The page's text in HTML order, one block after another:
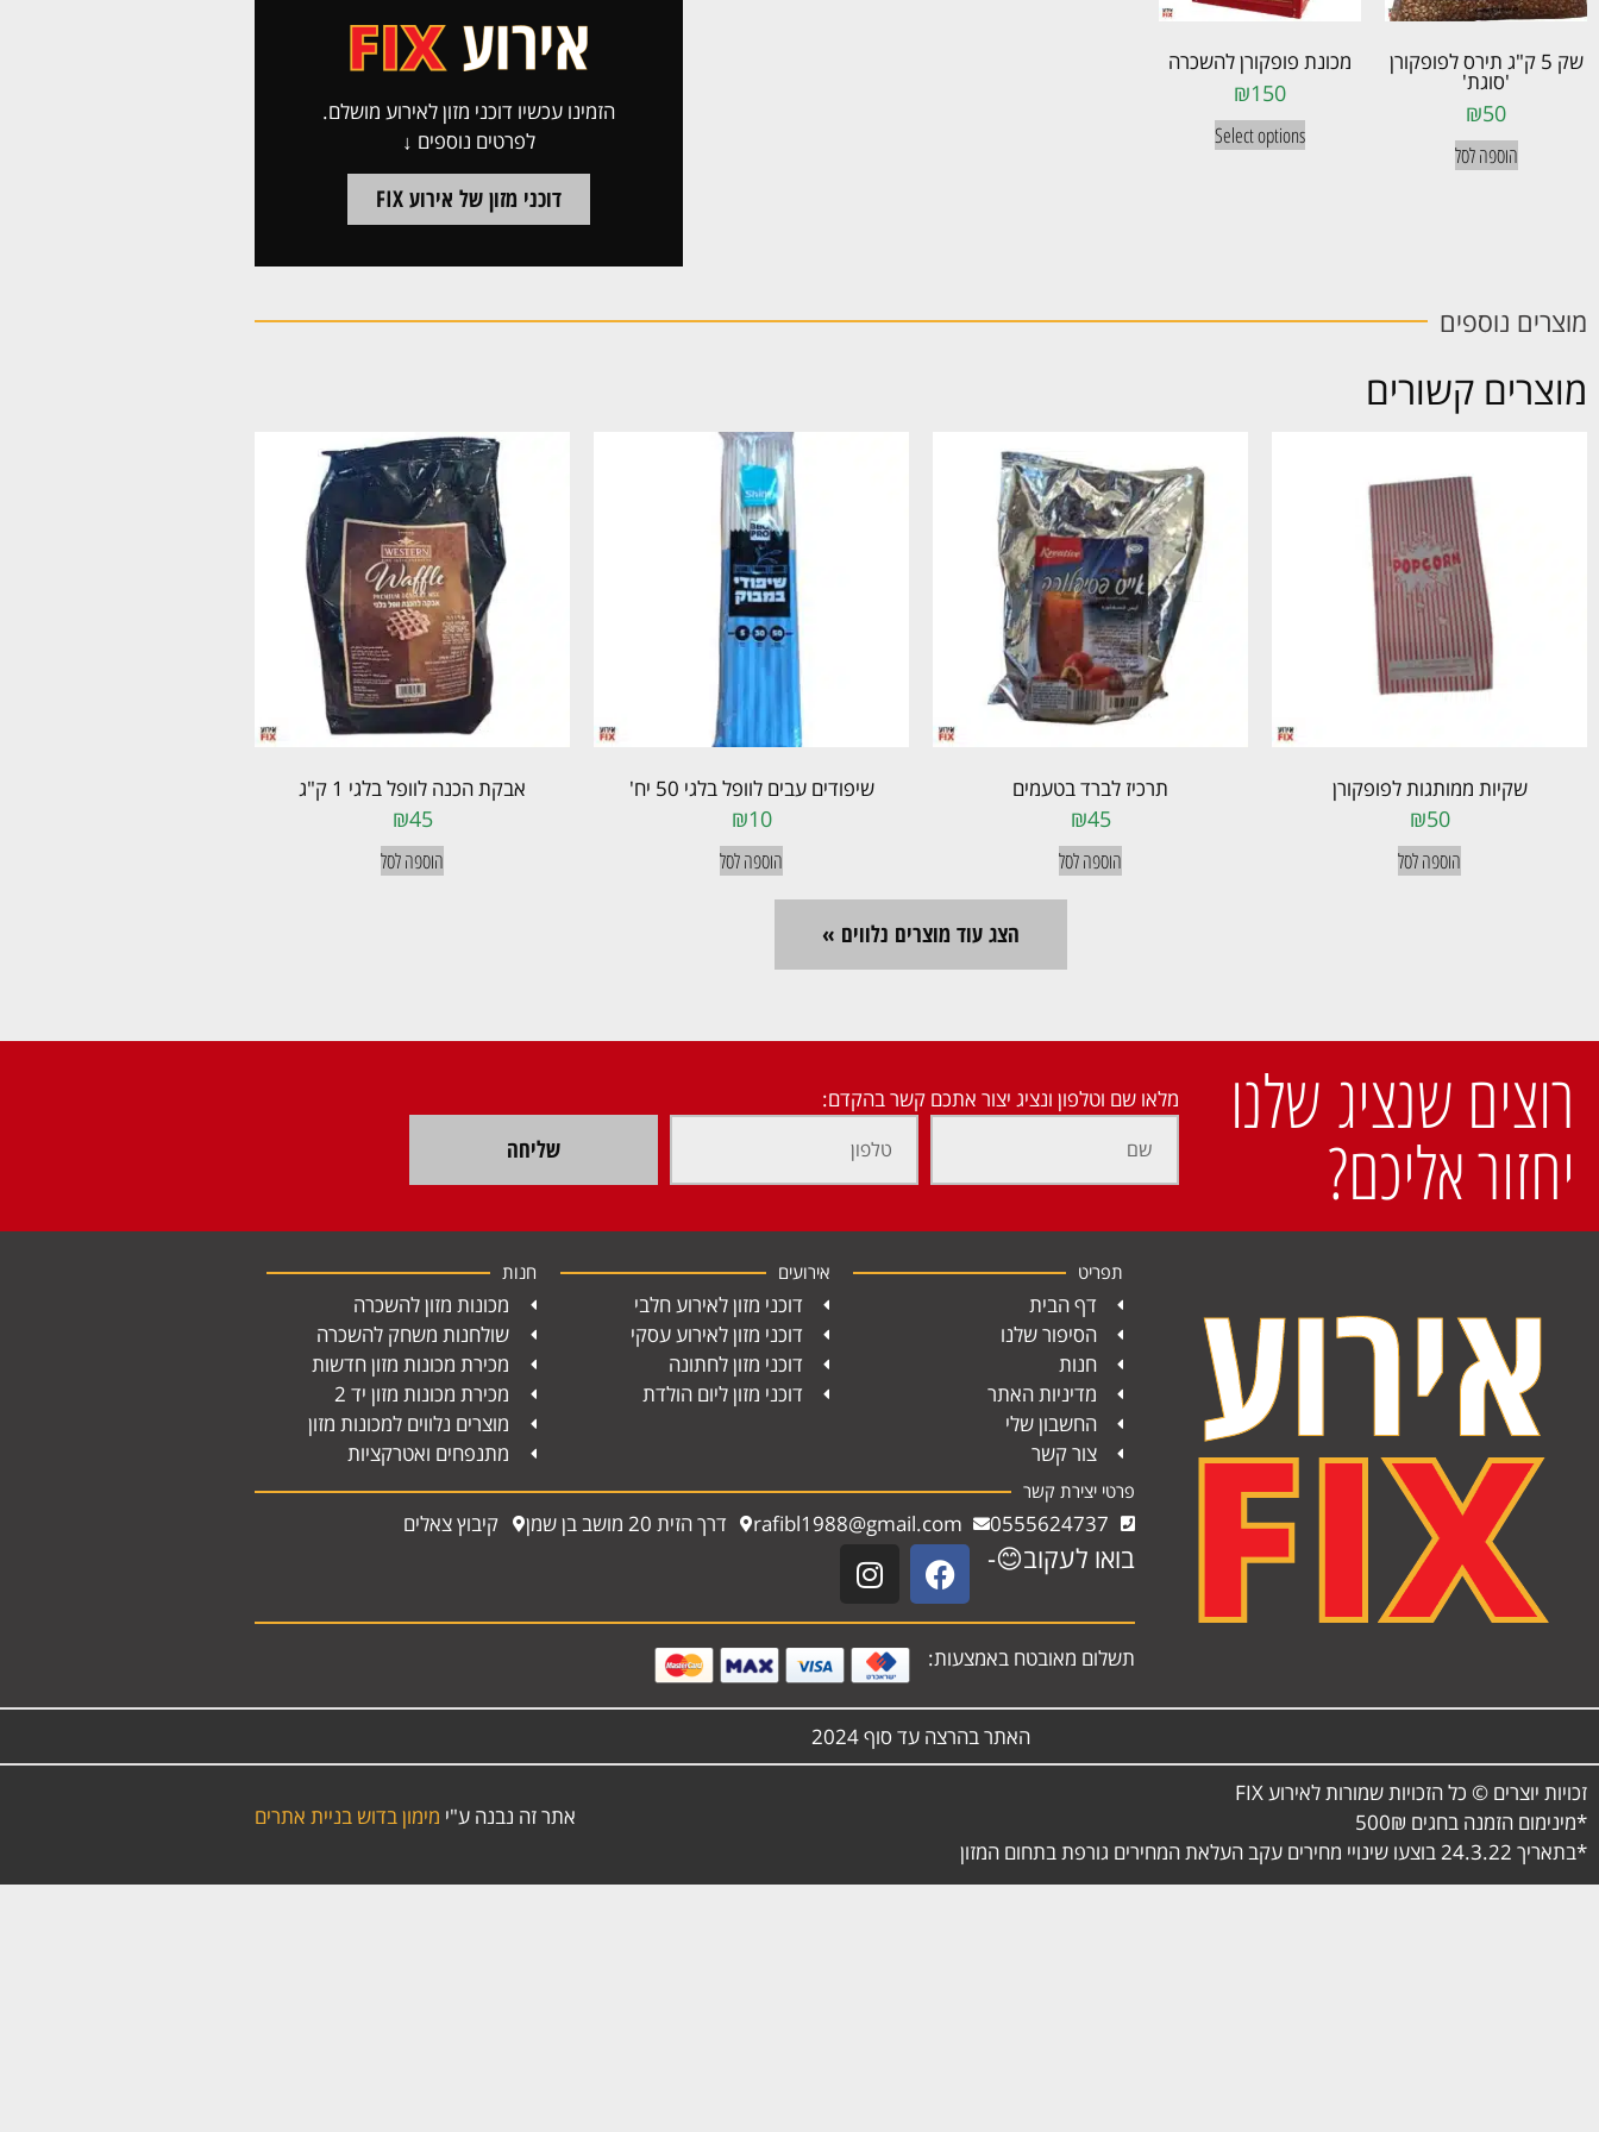
שק 5 ק"ג תירס לפופקורן
'סוגת'
₪50
הוספה לסל
מכונת פופקורן להשכרה
₪150
Select options
הזמינו עכשיו דוכני מזון לאירוע מושלם.
לפרטים נוספים ↓
דוכני מזון של אירוע FIX
מוצרים נוספים
מוצרים קשורים
שקיות ממותגות לפופקורן
₪50
הוספה לסל
תרכיז לברד בטעמים
₪45
הוספה לסל
שיפודים עבים לוופל בלגי 50 יח'
₪10
הוספה לסל
אבקת הכנה לוופל בלגי 1 ק"ג
₪45
הוספה לסל
הצג עוד מוצרים נלווים »
רוצים שנציג שלנו
יחזור אליכם?
מלאו שם וטלפון ונציג יצור אתכם קשר בהקדם:
שליחה
תפריט
דף הבית
הסיפור שלנו
חנות
מדיניות האתר
החשבון שלי
צור קשר
אירועים
דוכני מזון לאירוע חלבי
דוכני מזון לאירוע עסקי
דוכני מזון לחתונה
דוכני מזון ליום הולדת
חנות
מכונות מזון להשכרה
שולחנות משחק להשכרה
מכירת מכונות מזון חדשות
מכירת מכונות מזון יד 2
מוצרים נלווים למכונות מזון
מתנפחים ואטרקציות
פרטי יצירת קשר
0555624737
rafibl1988@gmail.com דרך הזית 20 מושב בן שמן קיבוץ צאלים
בואו לעקוב😊-
תשלום מאובטח באמצעות:
האתר בהרצה עד סוף 2024
זכויות יוצרים © כל הזכויות שמורות לאירוע FIX
*מינימום הזמנה בחגים 500₪
*בתאריך 24.3.22 בוצעו שינויי מחירים עקב העלאת המחירים גורפת בתחום המזון
אתר זה נבנה ע"י מימון בדוש בניית אתרים